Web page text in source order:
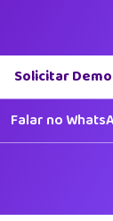
Solicitar Demo
Falar no